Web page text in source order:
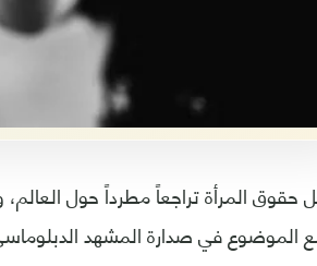
حقوق المرأة تراجعاً مطرداً حول
الموضوع في صدارة المشهد